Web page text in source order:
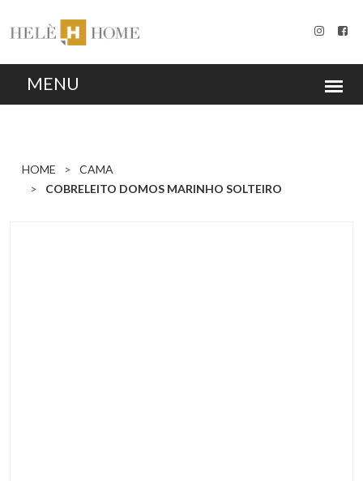
HOME
CAMA
COBRELEITO DOMOS MARINHO SOLTEIRO